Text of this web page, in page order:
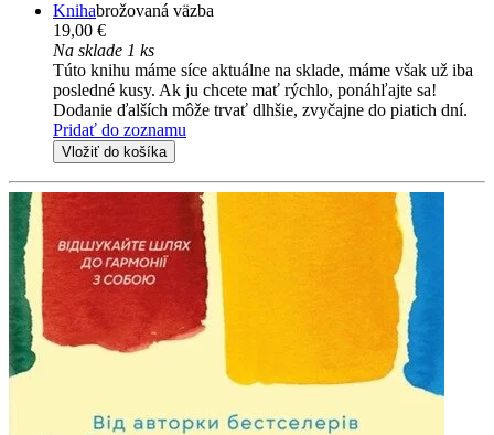
Knihabrožovaná väzba
19,00 €
Na sklade 1 ks
Túto knihu máme síce aktuálne na sklade, máme však už iba
posledné kusy. Ak ju chcete mať rýchlo, ponáhľajte sa!
Dodanie ďalších môže trvať dlhšie, zvyčajne do piatich dní.
Pridať do zoznamu
Vložiť do košíka